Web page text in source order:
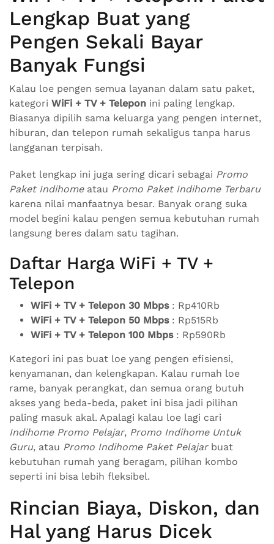
Lengkap Buat yang
Pengen Sekali Bayar
Banyak Fungsi
Kalau loe pengen semua layanan dalam satu paket,
kategori WiFi + TV + Telepon ini paling lengkap.
Biasanya dipilih sama keluarga yang pengen internet,
hiburan, dan telepon rumah sekaligus tanpa harus
langganan terpisah.
Paket lengkap ini juga sering dicari sebagai Promo
Paket Indihomeatau Promo Paket Indihome Terbaru
karena nilai manfaatnya besar. Banyak orang suka
model begini kalau pengen semua kebutuhan rumah
langsung beres dalam satu tagihan.
Daftar Harga WiFi + TV +
Telepon
WiFi + TV + Telepon 30 Mbps: Rp410Rb
WiFi + TV + Telepon 50 Mbps: Rp515Rb
WiFi + TV + Telepon 100 Mbps: Rp590Rb
Kategori ini pas buat loe yang pengen efisiensi,
kenyamanan, dan kelengkapan. Kalau rumah loe
rame, banyak perangkat, dan semua orang butuh
akses yang beda-beda, paket ini bisa jadi pilihan
paling masuk akal. Apalagi kalau loe lagi cari
Indihome Promo Pelajar, Promo Indihome Untuk
Guru, atau Promo Indihome Paket Pelajarbuat
kebutuhan rumah yang beragam, pilihan kombo
seperti ini bisa lebih fleksibel.
Rincian Biaya, Diskon, dan
Hal yang Harus Dicek